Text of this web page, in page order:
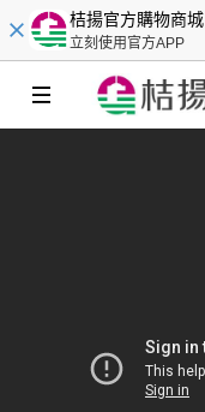
桔揚官方購物商城
立刻使用官方APP